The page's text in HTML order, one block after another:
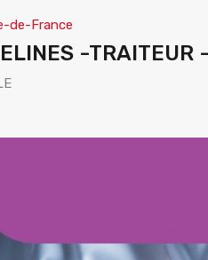
de-France
-TRAITEUR